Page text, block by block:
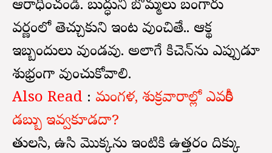
ఆరాధించండి. బుద్ధుని బొమ్మలు బంగారు
వర్ణంలో తెచ్చుకుని ఇంట వుంచితే.. ఆర్థిక
ఇబ్బందులు వుండవు. అలాగే కిచెన్‌ను ఎప్పుడూ
శుభ్రంగా వుంచుకోవాలి.
Also Read : మంగళ, శుక్రవారాల్లో ఎవరికీ
డబ్బు ఇవ్వకూడదా?
తులసి, ఉసిరి మొక్కను ఇంటికి ఉత్తరం దిక్కు